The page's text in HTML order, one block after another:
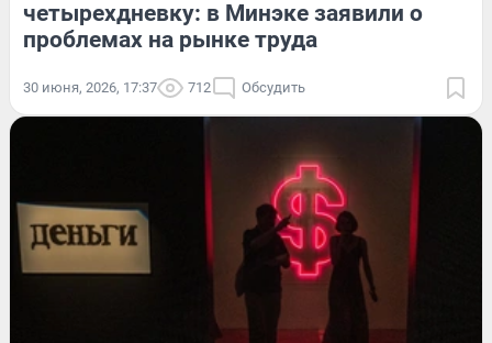
четырехдневку: в Минэке заявили о
проблемах на рынке труда
30 июня, 2026, 17:37 712 Обсудить